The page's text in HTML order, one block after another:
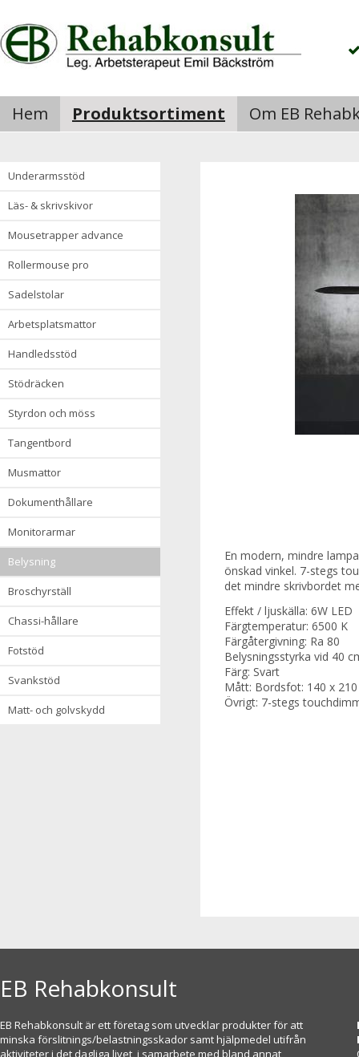
Hem Produktsortiment Om EB
underarmsstöd
läs- & skrivskivor
mousetrapper advance
rollermouse pro
sadelstolar
arbetsplatsmattor
handledsstöd
stödräcken
styrdon och möss
tangentbord
musmattor
dokumenthållare
monitorarmar
belysning
broschyrställ
chassi-hållare
fotstöd
svankstöd
matt- och golvskydd
En modern, mindre
önskad vinkel. 7-stegs
det mindre skrivbordet
Effekt / ljuskälla: 6W LED
Färgtemperatur: 6500 K
Färgåtergivning: Ra 80
Belysningsstyrka vid 40
Färg: Svart
Mått: Bordsfot: 140 x
Övrigt: 7-stegs
EB Rehabkonsult
EB Rehabkonsult är ett företag som utvecklar produkter för att
minska förslitnings/belastningsskador samt hjälpmedel utifrån
aktiviteter i det dagliga livet, i samarbete med bland annat